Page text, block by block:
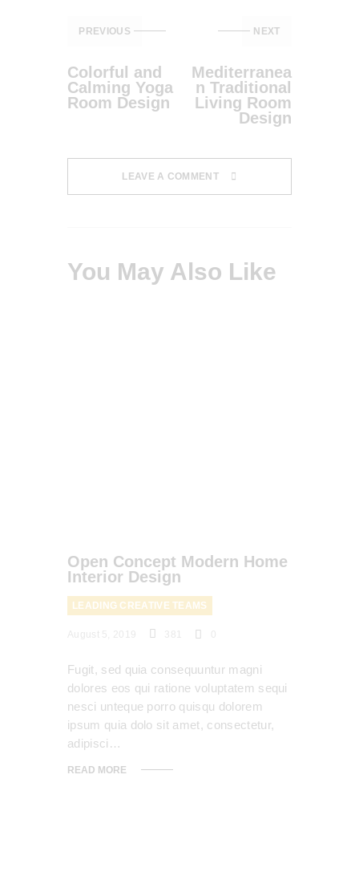
PREVIOUS
Colorful and
Calming Yoga
Room Design
NEXT
Mediterranea
n Traditional
Living Room
Design
LEAVE A COMMENT
You May Also Like
Open Concept Modern Home
Interior Design
LEADING CREATIVE TEAMS
August 5, 2019 381
Fugit, sed quia consequuntur magni
dolores eos qui ratione voluptatem sequi
nesci unteque porro quisqu dolorem
ipsum quia dolo sit amet, consectetur,
adipisci…
READ MORE